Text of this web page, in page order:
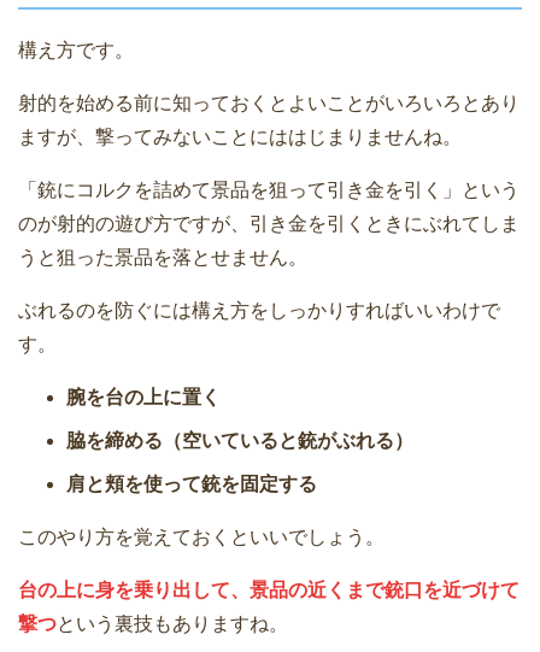
構え方です。
射的を始める前に知っておくとよいことがいろいろとあり
ますが、撃ってみないことにははじまりませんね。
「銃にコルクを詰めて景品を狙って引き金を引く」という
のが射的の遊び方ですが、引き金を引くときにぶれてしま
うと狙った景品を落とせません。
ぶれるのを防ぐには構え方をしっかりすればいいわけで
す。
腕を台の上に置く
脇を締める（空いていると銃がぶれる）
肩と頬を使って銃を固定する
このやり方を覚えておくといいでしょう。
台の上に身を乗り出して、景品の近くまで銃口を近づけて
撃つという裏技もありますね。